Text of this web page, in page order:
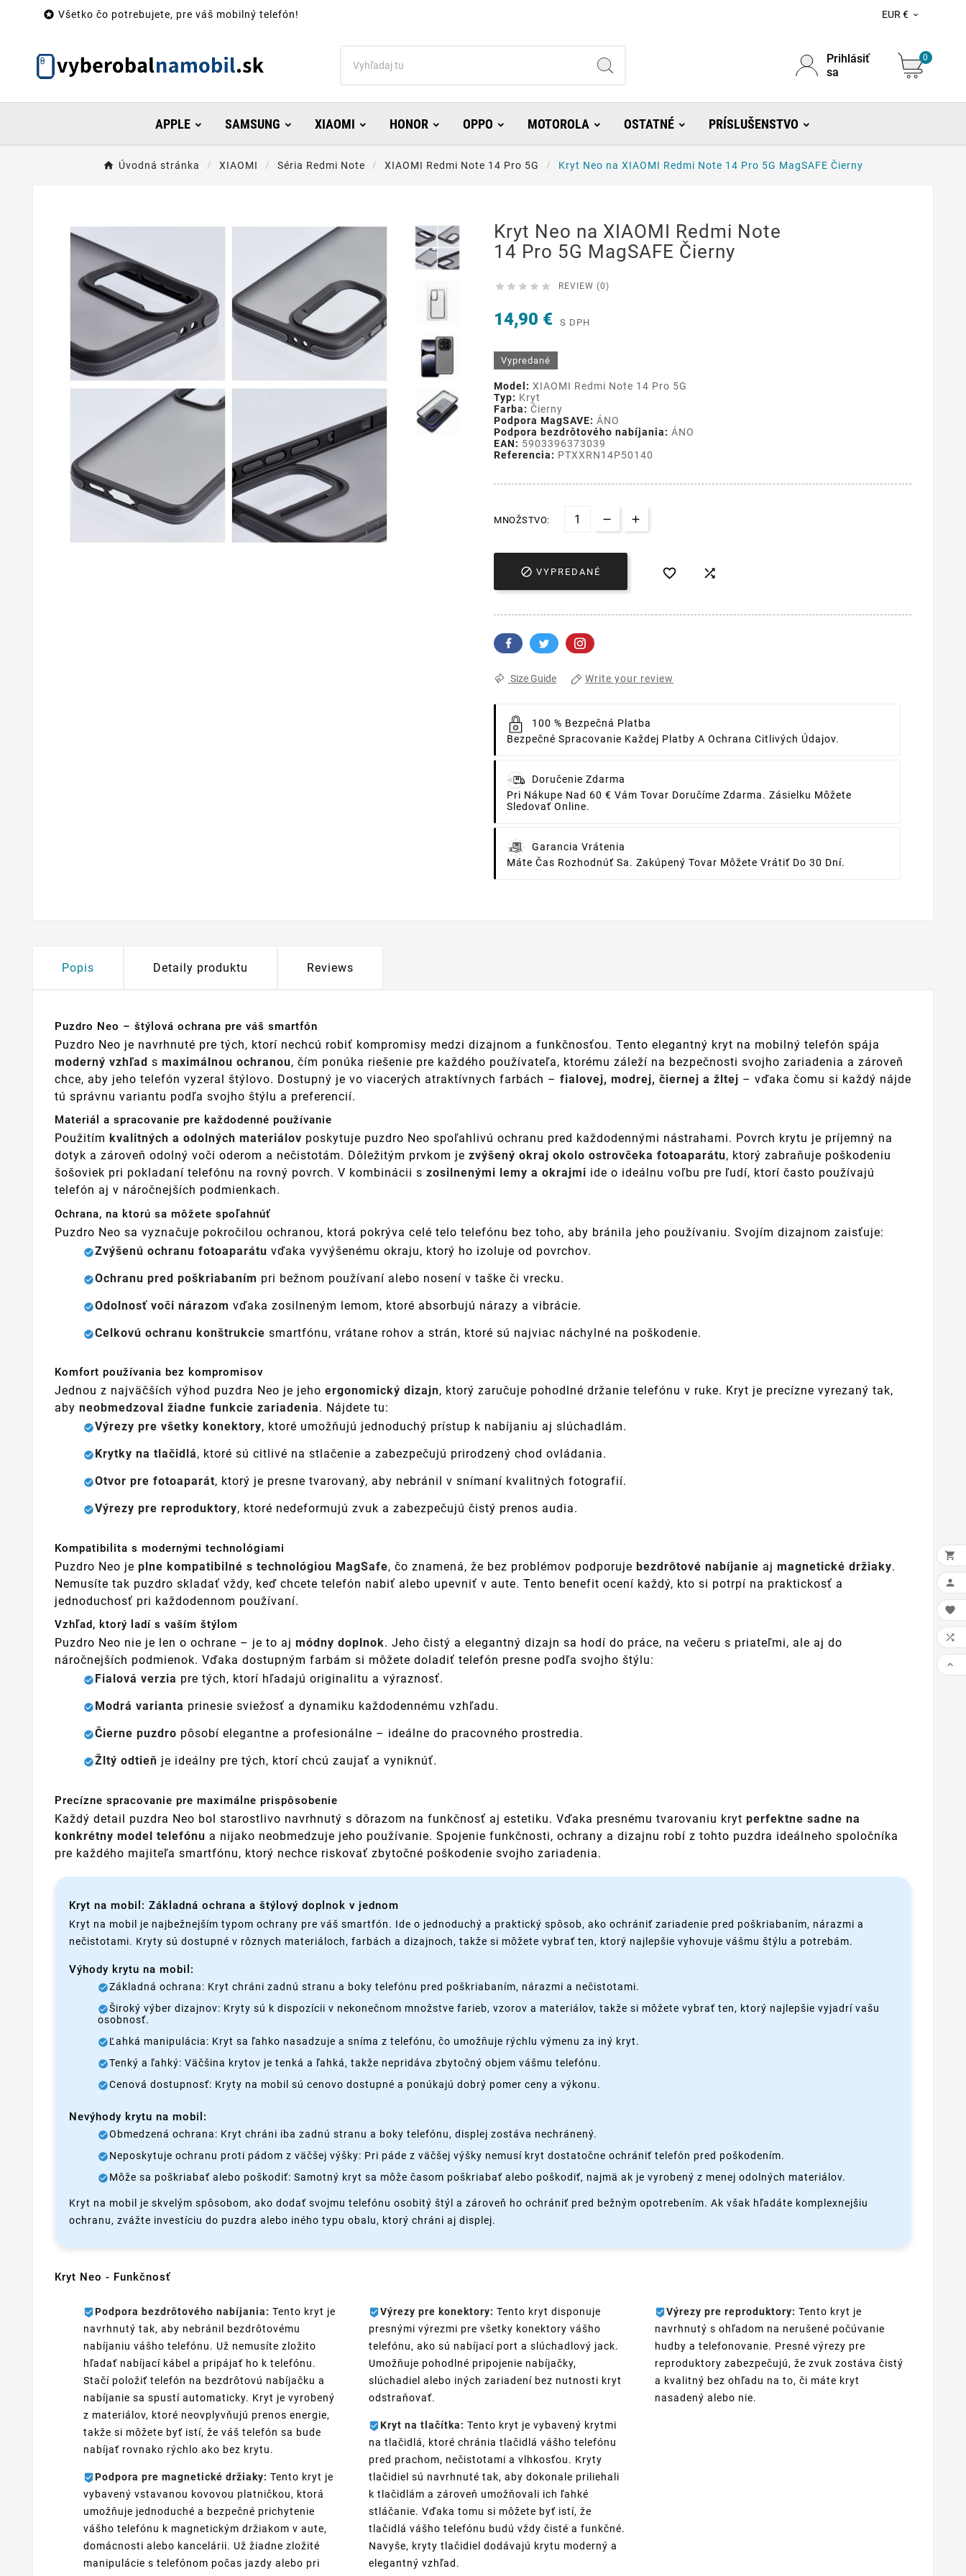
 Všetko čo potrebujete, pre váš mobilný telefón! EUR € 
Prihlásiť
sa
0
APPLE SAMSUNG XIAOMI HONOR OPPO MOTOROLA OSTATNÉ PRÍSLUŠENSTVO
Úvodná stránka XIAOMI Séria Redmi Note XIAOMI Redmi Note 14 Pro 5G Kryt Neo na XIAOMI Redmi Note 14 Pro 5G MagSAFE Čierny

Kryt Neo na XIAOMI Redmi Note
14 Pro 5G MagSAFE Čierny
     REVIEW (0)
14,90 € S DPH
Vypredané
Model: XIAOMI Redmi Note 14 Pro 5G
Typ: Kryt
Farba: Čierny
Podpora MagSAVE: ÁNO
Podpora bezdrôtového nabíjania: ÁNO
EAN: 5903396373039
Referencia: PTXXRN14P50140
MNOŽSTVO:
 VYPREDANÉ  
Size Guide Write your review
100 % Bezpečná Platba
Bezpečné Spracovanie Každej Platby A Ochrana Citlivých Údajov.
Doručenie Zdarma
Pri Nákupe Nad 60 € Vám Tovar Doručíme Zdarma. Zásielku Môžete
Sledovať Online.
Garancia Vrátenia
Máte Čas Rozhodnúť Sa. Zakúpený Tovar Môžete Vrátiť Do 30 Dní.
Popis Detaily produktu Reviews
Puzdro Neo – štýlová ochrana pre váš smartfón
Puzdro Neo je navrhnuté pre tých, ktorí nechcú robiť kompromisy medzi dizajnom a funkčnosťou. Tento elegantný kryt na mobilný telefón spája
moderný vzhľad s maximálnou ochranou, čím ponúka riešenie pre každého používateľa, ktorému záleží na bezpečnosti svojho zariadenia a zároveň
chce, aby jeho telefón vyzeral štýlovo. Dostupný je vo viacerých atraktívnych farbách – fialovej, modrej, čiernej a žltej – vďaka čomu si každý nájde
tú správnu variantu podľa svojho štýlu a preferencií.
Materiál a spracovanie pre každodenné používanie
Použitím kvalitných a odolných materiálov poskytuje puzdro Neo spoľahlivú ochranu pred každodennými nástrahami. Povrch krytu je príjemný na
dotyk a zároveň odolný voči oderom a nečistotám. Dôležitým prvkom je zvýšený okraj okolo ostrovčeka fotoaparátu, ktorý zabraňuje poškodeniu
šošoviek pri pokladaní telefónu na rovný povrch. V kombinácii s zosilnenými lemy a okrajmi ide o ideálnu voľbu pre ľudí, ktorí často používajú
telefón aj v náročnejších podmienkach.
Ochrana, na ktorú sa môžete spoľahnúť
Puzdro Neo sa vyznačuje pokročilou ochranou, ktorá pokrýva celé telo telefónu bez toho, aby bránila jeho používaniu. Svojím dizajnom zaisťuje:
Zvýšenú ochranu fotoaparátu vďaka vyvýšenému okraju, ktorý ho izoluje od povrchov.
Ochranu pred poškriabaním pri bežnom používaní alebo nosení v taške či vrecku.
Odolnosť voči nárazom vďaka zosilneným lemom, ktoré absorbujú nárazy a vibrácie.
Celkovú ochranu konštrukcie smartfónu, vrátane rohov a strán, ktoré sú najviac náchylné na poškodenie.
Komfort používania bez kompromisov
Jednou z najväčších výhod puzdra Neo je jeho ergonomický dizajn, ktorý zaručuje pohodlné držanie telefónu v ruke. Kryt je precízne vyrezaný tak,
aby neobmedzoval žiadne funkcie zariadenia. Nájdete tu:
Výrezy pre všetky konektory, ktoré umožňujú jednoduchý prístup k nabíjaniu aj slúchadlám.
Krytky na tlačidlá, ktoré sú citlivé na stlačenie a zabezpečujú prirodzený chod ovládania.
Otvor pre fotoaparát, ktorý je presne tvarovaný, aby nebránil v snímaní kvalitných fotografií.
Výrezy pre reproduktory, ktoré nedeformujú zvuk a zabezpečujú čistý prenos audia.
Kompatibilita s modernými technológiami
Puzdro Neo je plne kompatibilné s technológiou MagSafe, čo znamená, že bez problémov podporuje bezdrôtové nabíjanie aj magnetické držiaky.
Nemusíte tak puzdro skladať vždy, keď chcete telefón nabiť alebo upevniť v aute. Tento benefit ocení každý, kto si potrpí na praktickosť a
jednoduchosť pri každodennom používaní.
Vzhľad, ktorý ladí s vaším štýlom
Puzdro Neo nie je len o ochrane – je to aj módny doplnok. Jeho čistý a elegantný dizajn sa hodí do práce, na večeru s priateľmi, ale aj do
náročnejších podmienok. Vďaka dostupným farbám si môžete doladiť telefón presne podľa svojho štýlu:
Fialová verzia pre tých, ktorí hľadajú originalitu a výraznosť.
Modrá varianta prinesie sviežosť a dynamiku každodennému vzhľadu.
Čierne puzdro pôsobí elegantne a profesionálne – ideálne do pracovného prostredia.
Žltý odtieň je ideálny pre tých, ktorí chcú zaujať a vyniknúť.
Precízne spracovanie pre maximálne prispôsobenie
Každý detail puzdra Neo bol starostlivo navrhnutý s dôrazom na funkčnosť aj estetiku. Vďaka presnému tvarovaniu kryt perfektne sadne na
konkrétny model telefónu a nijako neobmedzuje jeho používanie. Spojenie funkčnosti, ochrany a dizajnu robí z tohto puzdra ideálneho spoločníka
pre každého majiteľa smartfónu, ktorý nechce riskovať zbytočné poškodenie svojho zariadenia.
Kryt na mobil: Základná ochrana a štýlový doplnok v jednom
Kryt na mobil je najbežnejším typom ochrany pre váš smartfón. Ide o jednoduchý a praktický spôsob, ako ochrániť zariadenie pred poškriabaním, nárazmi a
nečistotami. Kryty sú dostupné v rôznych materiáloch, farbách a dizajnoch, takže si môžete vybrať ten, ktorý najlepšie vyhovuje vášmu štýlu a potrebám.
Výhody krytu na mobil:
Základná ochrana: Kryt chráni zadnú stranu a boky telefónu pred poškriabaním, nárazmi a nečistotami.
Široký výber dizajnov: Kryty sú k dispozícii v nekonečnom množstve farieb, vzorov a materiálov, takže si môžete vybrať ten, ktorý najlepšie vyjadrí vašu
osobnosť.
Ľahká manipulácia: Kryt sa ľahko nasadzuje a sníma z telefónu, čo umožňuje rýchlu výmenu za iný kryt.
Tenký a ľahký: Väčšina krytov je tenká a ľahká, takže nepridáva zbytočný objem vášmu telefónu.
Cenová dostupnosť: Kryty na mobil sú cenovo dostupné a ponúkajú dobrý pomer ceny a výkonu.
Nevýhody krytu na mobil:
Obmedzená ochrana: Kryt chráni iba zadnú stranu a boky telefónu, displej zostáva nechránený.
Neposkytuje ochranu proti pádom z väčšej výšky: Pri páde z väčšej výšky nemusí kryt dostatočne ochrániť telefón pred poškodením.
Môže sa poškriabať alebo poškodiť: Samotný kryt sa môže časom poškriabať alebo poškodiť, najmä ak je vyrobený z menej odolných materiálov.
Kryt na mobil je skvelým spôsobom, ako dodať svojmu telefónu osobitý štýl a zároveň ho ochrániť pred bežným opotrebením. Ak však hľadáte komplexnejšiu
ochranu, zvážte investíciu do puzdra alebo iného typu obalu, ktorý chráni aj displej.
Kryt Neo - Funkčnosť
Podpora bezdrôtového nabíjania: Tento kryt je
navrhnutý tak, aby nebránil bezdrôtovému
nabíjaniu vášho telefónu. Už nemusíte zložito
hľadať nabíjací kábel a pripájať ho k telefónu.
Stačí položiť telefón na bezdrôtovú nabíjačku a
nabíjanie sa spustí automaticky. Kryt je vyrobený
z materiálov, ktoré neovplyvňujú prenos energie,
takže si môžete byť istí, že váš telefón sa bude
nabíjať rovnako rýchlo ako bez krytu.
Podpora pre magnetické držiaky: Tento kryt je
vybavený vstavanou kovovou platničkou, ktorá
umožňuje jednoduché a bezpečné prichytenie
vášho telefónu k magnetickým držiakom v aute,
domácnosti alebo kancelárii. Už žiadne zložité
manipulácie s telefónom počas jazdy alebo pri
Výrezy pre konektory: Tento kryt disponuje
presnými výrezmi pre všetky konektory vášho
telefónu, ako sú nabíjací port a slúchadlový jack.
Umožňuje pohodlné pripojenie nabíjačky,
slúchadiel alebo iných zariadení bez nutnosti kryt
odstraňovať.
Kryt na tlačítka: Tento kryt je vybavený krytmi
na tlačidlá, ktoré chránia tlačidlá vášho telefónu
pred prachom, nečistotami a vlhkosťou. Kryty
tlačidiel sú navrhnuté tak, aby dokonale priliehali
k tlačidlám a zároveň umožňovali ich ľahké
stláčanie. Vďaka tomu si môžete byť istí, že
tlačidlá vášho telefónu budú vždy čisté a funkčné.
Navyše, kryty tlačidiel dodávajú krytu moderný a
elegantný vzhľad.
Výrezy pre reproduktory: Tento kryt je
navrhnutý s ohľadom na nerušené počúvanie
hudby a telefonovanie. Presné výrezy pre
reproduktory zabezpečujú, že zvuk zostáva čistý
a kvalitný bez ohľadu na to, či máte kryt
nasadený alebo nie.




